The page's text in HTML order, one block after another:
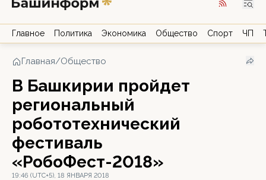
Главное Политика Экономика Общество Спорт ЧП
Главная/Общество
В Башкирии пройдет
региональный
робототехнический
фестиваль
«РобоФест-2018»
19:46 (UTC+5), 18 ЯНВАРЯ 2018